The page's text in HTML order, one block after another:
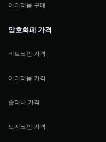
이더리움 구매
암호화폐 가격
비트코인 가격
이더리움 가격
솔라나 가격
도지코인 가격